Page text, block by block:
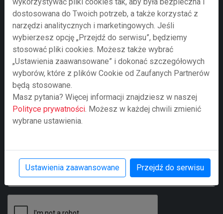
Adre e-mail
Numer telefonu
Treść zapytania
dostosowana do Twoich potrzeb, a także korzystać z
narzędzi analitycznych i marketingowych. Jeśli
wybierzesz opcję „Przejdź do serwisu”, będziemy
stosować pliki cookies. Możesz także wybrać
„Ustawienia zaawansowane” i dokonać szczegółowych
wyborów, które z plików Cookie od Zaufanych Partnerów
będą stosowane.
Masz pytania? Więcej informacji znajdziesz w naszej
Polityce prywatności . Możesz w każdej chwili zmienić
wybrane ustawienia.
Ustawienia zaawansowane Przejdź do serwisu